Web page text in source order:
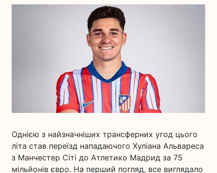
Однією з найзначніших трансферних угод цього
літа став переїзд нападаючого Хуліана Альвареса
з Манчестер Сіті до Атлетико Мадрид за 75
мільйонів євро. На перший погляд, все виглядало